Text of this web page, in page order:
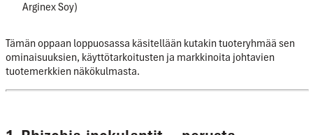
Arginex Soy)
Tämän oppaan loppuosassa käsitellään kutakin tuoteryhmää sen
ominaisuuksien, käyttötarkoitusten ja markkinoita johtavien
tuotemerkkien näkökulmasta.